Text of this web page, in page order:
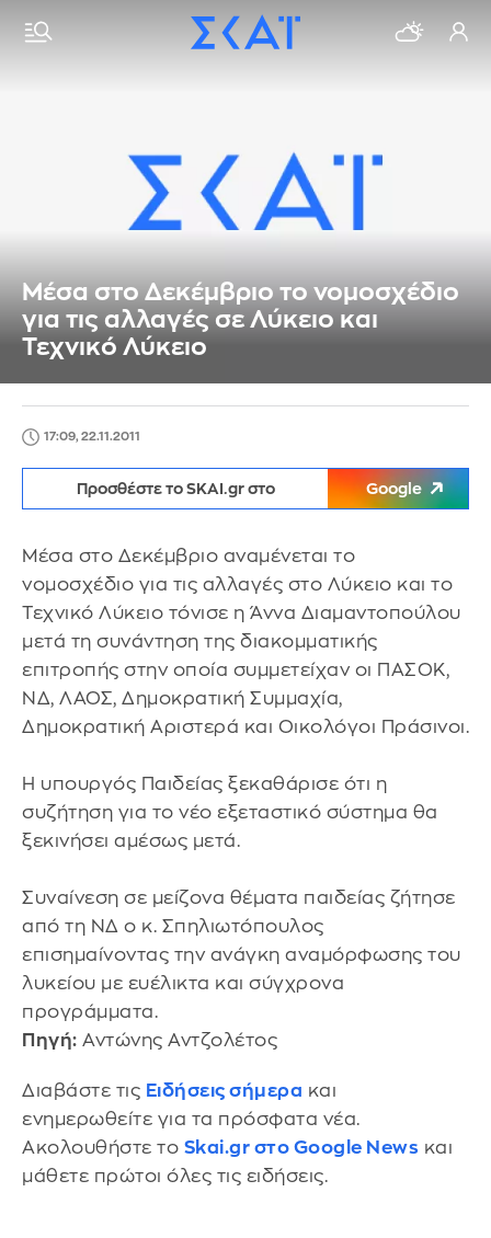
Μέσα στο Δεκέμβριο το νομοσχέδιο
για τις αλλαγές σε Λύκειο και
Τεχνικό Λύκειο
17:09, 22.11.2011
Προσθέστε το SKAI.gr στο Google
Μέσα στο Δεκέμβριο αναμένεται το
νομοσχέδιο για τις αλλαγές στο Λύκειο και το
Τεχνικό Λύκειο τόνισε η Άννα Διαμαντοπούλου
μετά τη συνάντηση της διακομματικής
επιτροπής στην οποία συμμετείχαν οι ΠΑΣΟΚ,
ΝΔ, ΛΑΟΣ, Δημοκρατική Συμμαχία,
Δημοκρατική Αριστερά και Οικολόγοι Πράσινοι.
Η υπουργός Παιδείας ξεκαθάρισε ότι η
συζήτηση για το νέο εξεταστικό σύστημα θα
ξεκινήσει αμέσως μετά.
Συναίνεση σε μείζονα θέματα παιδείας ζήτησε
από τη ΝΔ ο κ. Σπηλιωτόπουλος
επισημαίνοντας την ανάγκη αναμόρφωσης του
λυκείου με ευέλικτα και σύγχρονα
προγράμματα.
Πηγή: Αντώνης Αντζολέτος
Διαβάστε τις Ειδήσεις σήμερα και
ενημερωθείτε για τα πρόσφατα νέα.
Ακολουθήστε το Skai.gr στο Google News και
μάθετε πρώτοι όλες τις ειδήσεις.